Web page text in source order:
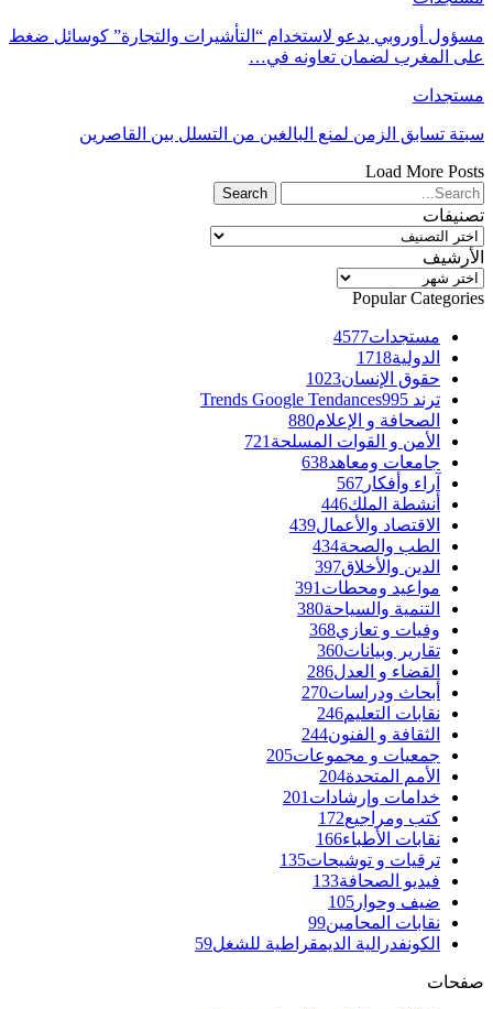
مسؤول أوروبي يدعو لاستخدام “التأشيرات والتجارة” كوسائل ضغط
على المغرب لضمان تعاونه في…
مستجدات
سبتة تسابق الزمن لمنع البالغين من التسلل بين القاصرين
Load More Posts
تصنيفات
تصنيفات
الأرشيف
الأرشيف
Popular Categories
مستجدات4577
الدولية1718
حقوق الإنسان1023
ترند Trends Google Tendances 995
الصحافة و الإعلام880
الأمن و القوات المسلحة 721
جامعات ومعاهد638
آراء وأفكار 567
أنشطة الملك446
الاقتصاد والأعمال439
الطب والصحة434
الدين والأخلاق397
مواعيد ومحطات 391
التنمية والسياحة380
وفيات و تعازي368
تقارير وبيانات360
القضاء و العدل286
أبحاث ودراسات270
نقابات التعليم246
الثقافة و الفنون244
جمعيات و مجموعات205
الأمم المتحدة204
خدامات وإرشادات 201
كتب ومراجيع172
نقابات الأطباء166
ترقيات و توشيحات135
فيديو الصحافة133
ضيف وحوار 105
نقابات المحامين99
الكونفدرالية الديمقراطية للشغل59
صفحات